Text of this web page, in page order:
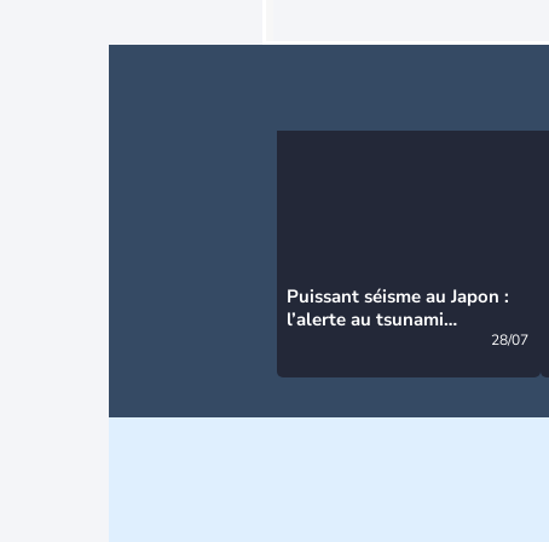
Puissant séisme au Japon :
l’alerte au tsunami
28/07